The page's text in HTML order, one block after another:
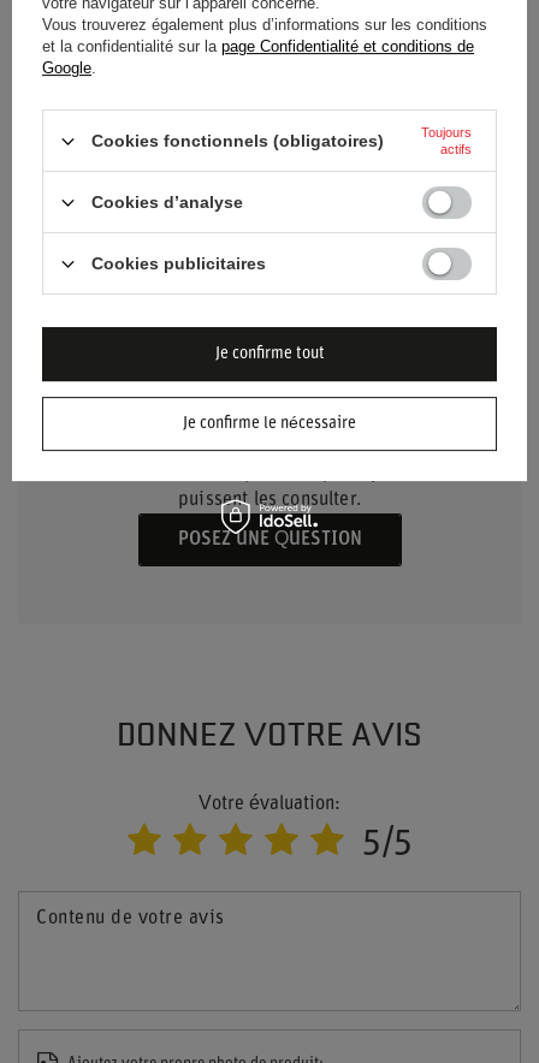
Genre Unisex
Groupe d'âge Adultes
BESOIN D'AIDE ? AVEZ-VOUS DES
QUESTIONS ?
Posez votre question et nous vous répondrons
rapidement. Les questions et les réponses les plus
puissent les consulter.
POSEZ UNE QUESTION
DONNEZ VOTRE AVIS
Votre évaluation:
5/5
Contenu de votre avis
Vous trouverez également plus d’informations sur les conditions
et la confidentialité sur la page Confidentialité et conditions de
Google.
Cookies fonctionnels (obligatoires)
Toujours
actifs
Cookies d’analyse
Cookies publicitaires
Je confirme le nécessaire
Je confirme tout